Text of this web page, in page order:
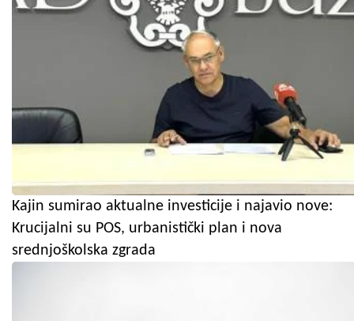
Kajin sumirao aktualne investicije i najavio nove:
Krucijalni su POS, urbanistički plan i nova
srednjoškolska zgrada